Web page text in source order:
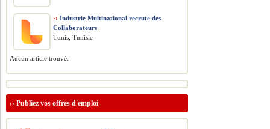
›› Industrie Multinational recrute des
Collaborateurs
Tunis, Tunisie
Aucun article trouvé.
››Publiez vos offres d'emploi